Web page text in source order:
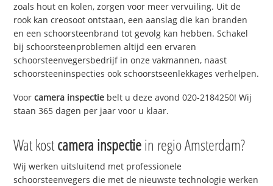
zoals hout en kolen, zorgen voor meer vervuiling. Uit de
rook kan creosoot ontstaan, een aanslag die kan branden
en een schoorsteenbrand tot gevolg kan hebben. Schakel
bij schoorsteenproblemen altijd een ervaren
schoorsteenvegersbedrijf in onze vakmannen, naast
schoorsteeninspecties ook schoorstseenlekkages verhelpen.
Voorcamera inspectie belt u deze avond 020-2184250! Wij
staan 365 dagen per jaar voor u klaar.
Wat kostcamera inspectiein regio Amsterdam?
Wij werken uitsluitend met professionele
schoorsteenvegers die met de nieuwste technologie werken